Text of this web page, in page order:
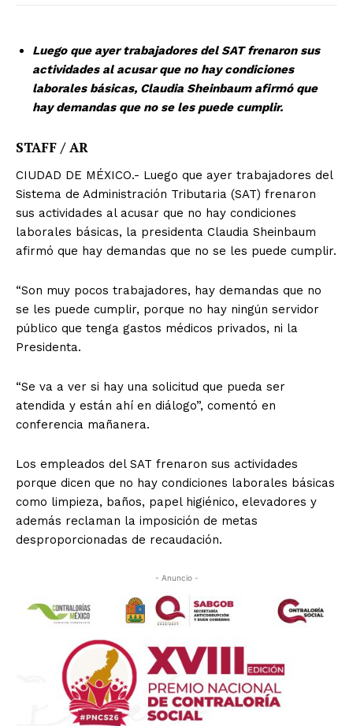
Luego que ayer trabajadores del SAT frenaron sus
actividades al acusar que no hay condiciones
laborales básicas, Claudia Sheinbaum afirmó que
hay demandas que no se les puede cumplir.
STAFF / AR
CIUDAD DE MÉXICO.- Luego que ayer trabajadores del
Sistema de Administración Tributaria (SAT) frenaron
sus actividades al acusar que no hay condiciones
laborales básicas, la presidenta Claudia Sheinbaum
afirmó que hay demandas que no se les puede cumplir.
“Son muy pocos trabajadores, hay demandas que no
se les puede cumplir, porque no hay ningún servidor
público que tenga gastos médicos privados, ni la
Presidenta.
“Se va a ver si hay una solicitud que pueda ser
atendida y están ahí en diálogo”, comentó en
conferencia mañanera.
Los empleados del SAT frenaron sus actividades
porque dicen que no hay condiciones laborales básicas
como limpieza, baños, papel higiénico, elevadores y
además reclaman la imposición de metas
desproporcionadas de recaudación.
- Anuncio -